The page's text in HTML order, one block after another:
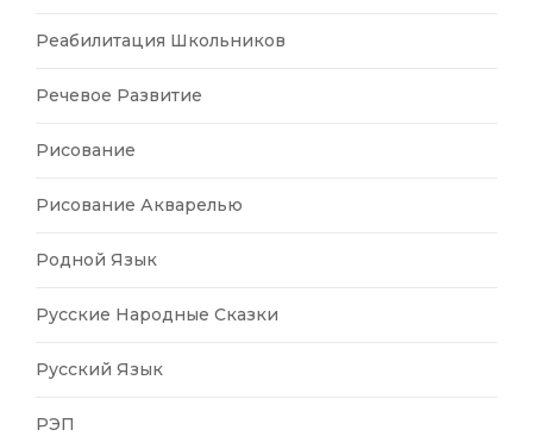
Реабилитация Школьников
Речевое Развитие
Рисование
Рисование Акварелью
Родной Язык
Русские Народные Сказки
Русский Язык
РЭП